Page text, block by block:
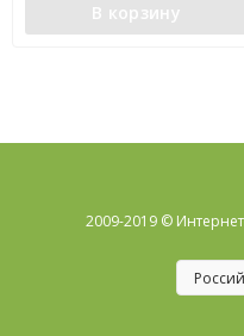
В корзину
2009-2019 ©